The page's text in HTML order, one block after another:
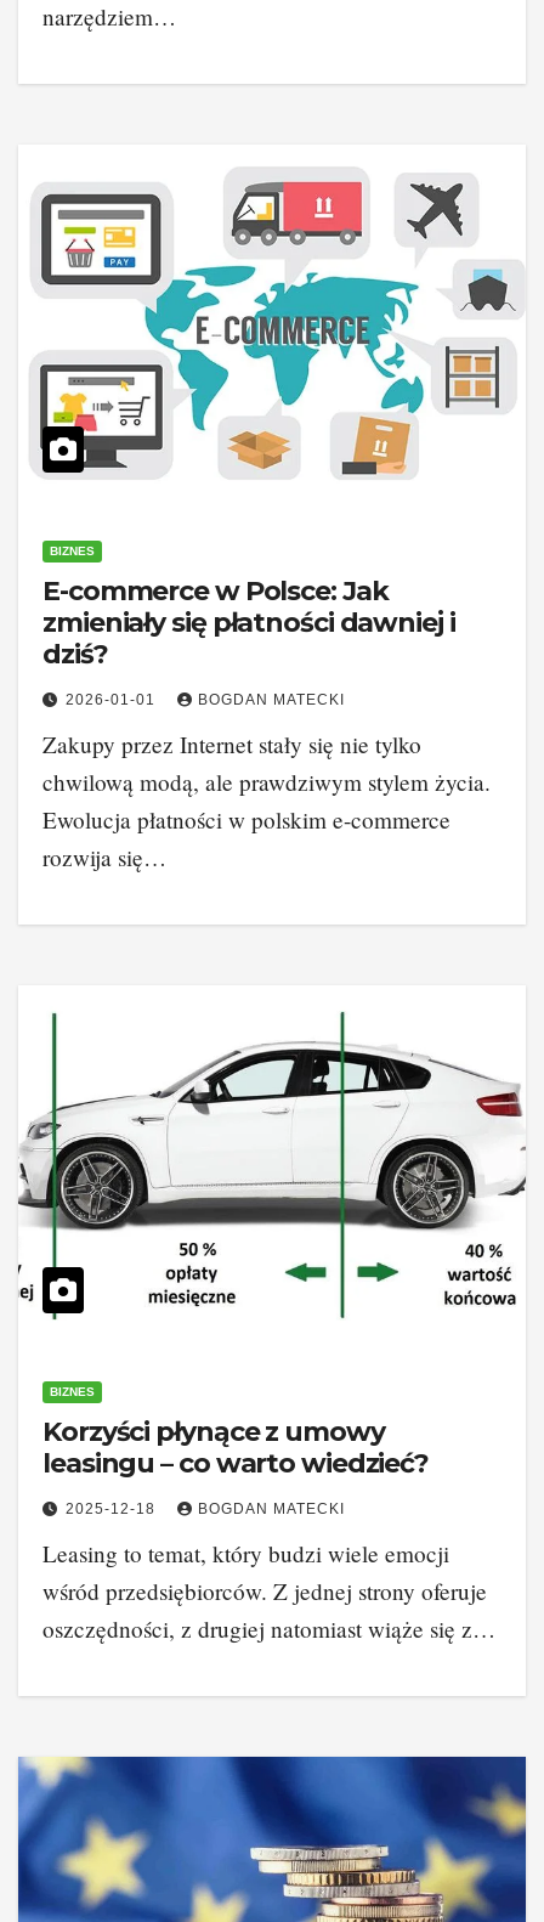
narzędziem…
BIZNES
E-commerce w Polsce: Jak
zmieniały się płatności dawniej i
dziś?
2026-01-01 BOGDAN MATECKI
Zakupy przez Internet stały się nie tylko
chwilową modą, ale prawdziwym stylem życia.
Ewolucja płatności w polskim e-commerce
rozwija się…
BIZNES
Korzyści płynące z umowy
leasingu – co warto wiedzieć?
2025-12-18 BOGDAN MATECKI
Leasing to temat, który budzi wiele emocji
wśród przedsiębiorców. Z jednej strony oferuje
oszczędności, z drugiej natomiast wiąże się z…